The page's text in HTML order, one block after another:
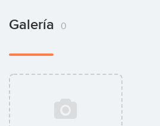
Galería 0